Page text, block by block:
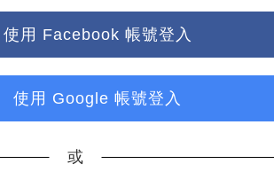
使用 Facebook 帳號登入
使用 Google 帳號登入
或